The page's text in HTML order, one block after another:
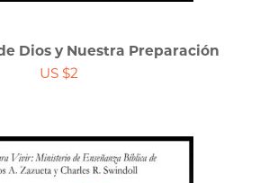
Dios y Nuestra Preparación
US $2